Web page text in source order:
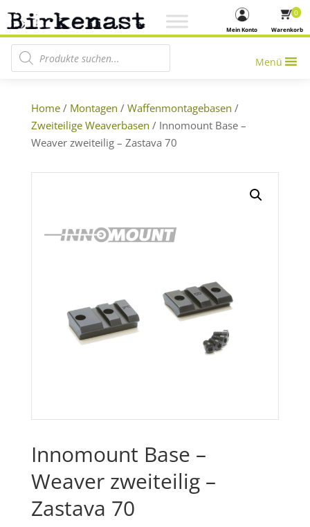
Warenkorb
0
Mein Konto
Products search
Menü
Home/ Montagen / Waffenmontagebasen /
Zweiteilige Weaverbasen / Innomount Base –
Weaver zweiteilig – Zastava 70
Innomount Base –
Weaver zweiteilig –
Zastava 70